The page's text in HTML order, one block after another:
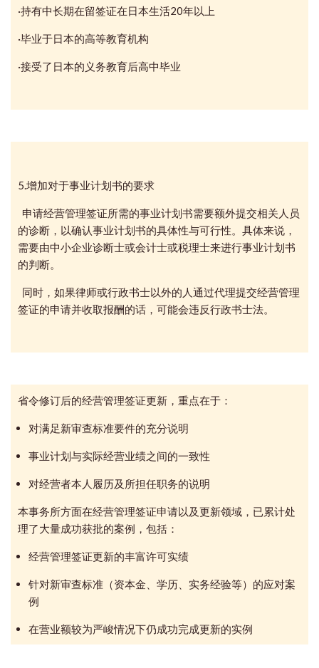
·持有中长期在留签证在日本生活20年以上
·毕业于日本的高等教育机构
·接受了日本的义务教育后高中毕业
5.增加对于事业计划书的要求
申请经营管理签证所需的事业计划书需要额外提交相关人员
的诊断，以确认事业计划书的具体性与可行性。具体来说，
需要由中小企业诊断士或会计士或税理士来进行事业计划书
的判断。
同时，如果律师或行政书士以外的人通过代理提交经营管理
签证的申请并收取报酬的话，可能会违反行政书士法。
省令修订后的经营管理签证更新，重点在于：
对满足新审查标准要件的充分说明
事业计划与实际经营业绩之间的一致性
对经营者本人履历及所担任职务的说明
本事务所方面在经营管理签证申请以及更新领域，已累计处
理了大量成功获批的案例，包括：
经营管理签证更新的丰富许可实绩
针对新审查标准（资本金、学历、实务经验等）的应对案
例
在营业额较为严峻情况下仍成功完成更新的实例